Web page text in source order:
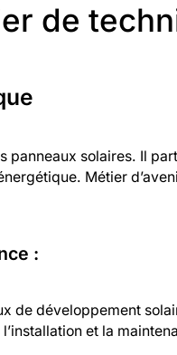
de
panneaux solaires. Il
Métier
:
de développement
et la